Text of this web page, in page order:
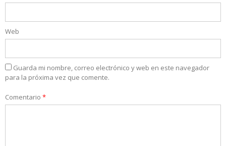
Web
Guarda mi nombre, correo electrónico y web en este navegador
para la próxima vez que comente.
Comentario *